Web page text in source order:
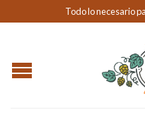
Todo lo necesario